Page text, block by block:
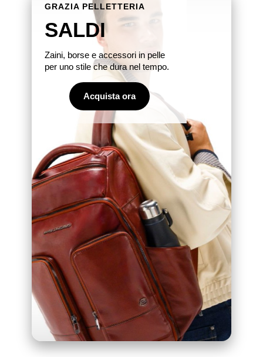
GRAZIA PELLETTERIA
SALDI
Zaini, borse e accessori in pelle
per uno stile che dura nel tempo.
Acquista ora